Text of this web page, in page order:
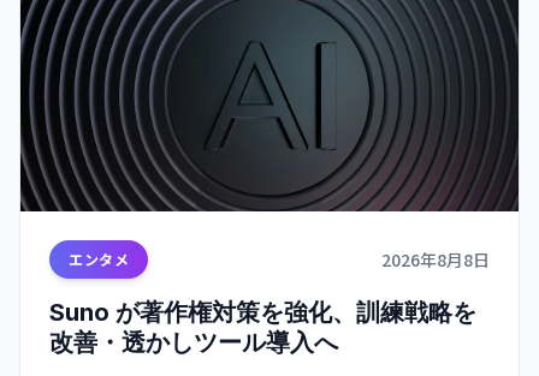
エンタメ 2026年8月8日
Suno が著作権対策を強化、訓練戦略を
改善・透かしツール導入へ